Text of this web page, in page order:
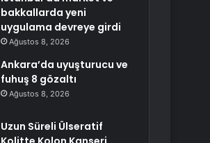
bakkallarda yeni
uygulama devreye girdi
Ağustos 8, 2026
Ankara’da uyuşturucu ve
fuhuş 8 gözaltı
Ağustos 8, 2026
Uzun Süreli Ülseratif